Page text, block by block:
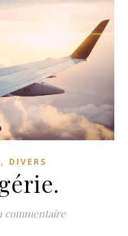
, DIVERS
commentaire